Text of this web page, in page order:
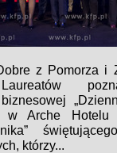
z Pomorza i
w Arche Hotelu
którzy...